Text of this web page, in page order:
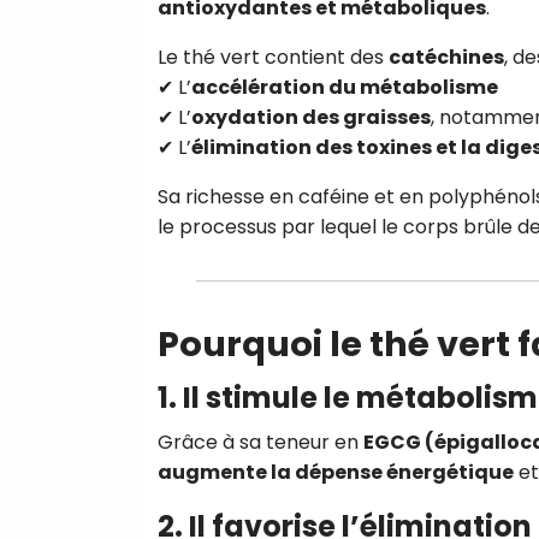
antioxydantes et métaboliques.
Le thé vert contient des catéchines,
✔ L’accélération du métabolisme
✔ L’oxydation des graisses,
✔ L’élimination des toxines et la
Sa richesse en caféine et en
le processus par lequel le corps brûle
Pourquoi le thé vert
1. Il stimule le
Grâce à sa teneur en EGCG
augmente la dépense énergétique
2. Il favorise